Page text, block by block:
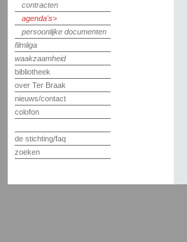
contracten
agenda's
persoonlijke documenten
filmliga
waakzaamheid
bibliotheek
over Ter Braak
nieuws/contact
colofon
de stichting/faq
zoeken